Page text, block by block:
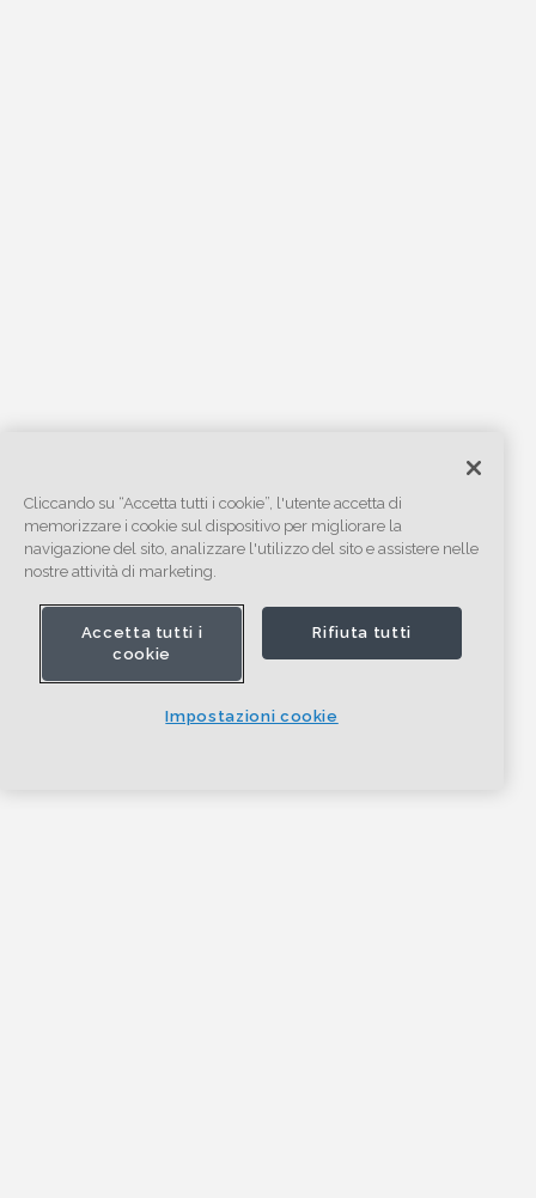
Cliccando su “Accetta tutti i cookie”, l'utente accetta di
memorizzare i cookie sul dispositivo per migliorare la
navigazione del sito, analizzare l'utilizzo del sito e assistere nelle
nostre attività di marketing.
Accetta tutti i
cookie
Rifiuta tutti
Impostazioni cookie